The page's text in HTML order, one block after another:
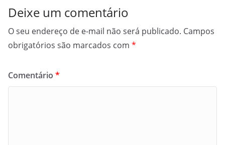
Deixe um comentário
O seu endereço de e-mail não será publicado. Campos
obrigatórios são marcados com *
Comentário *